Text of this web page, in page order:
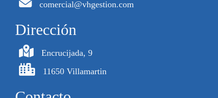
comercial@vhgestion.com
Dirección
Encrucijada, 9
11650 Villamartin